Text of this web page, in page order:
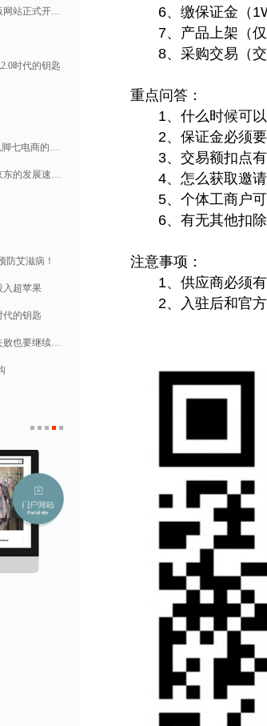
正式开通！
时代的钥匙
的七点思考
理好11万人的队伍
防艾滋病！
入超苹果
代的钥匙
董明珠：野蛮人不再增持，银隆收购失败也要继续造格力汽车
1 2
6、缴保证金（1W
7、产品上架（仅
8、采购交易（交
重点问答：
1、什么时候可以
2、保证金必须要
3、交易额扣点有
4、怎么获取邀请
5、个体工商户可
6、有无其他扣除
注意事项：
1、供应商必须有
2、入驻后和官方